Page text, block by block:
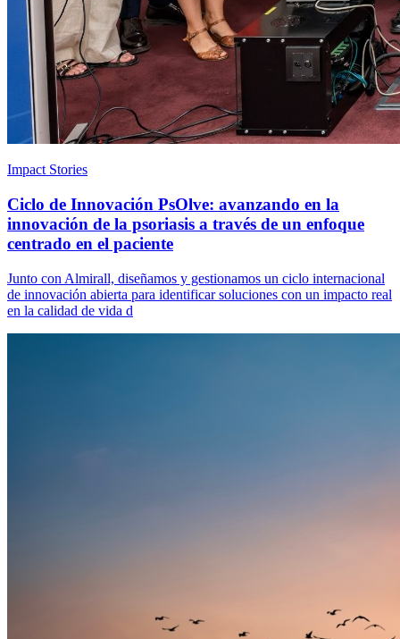
Impact Stories
Ciclo de Innovación PsOlve: avanzando en la
innovación de la psoriasis a través de un enfoque
centrado en el paciente
Junto con Almirall, diseñamos y gestionamos un ciclo internacional
de innovación abierta para identificar soluciones con un impacto real
en la calidad de vida d